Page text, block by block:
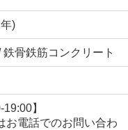
)
骨鉄筋コンクリート
】
お電話でのお問い合わ